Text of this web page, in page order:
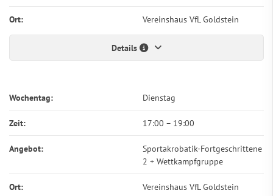
Ort: Vereinshaus VfL Goldstein
Details
Wochentag: Dienstag
Zeit: 17:00 – 19:00
Angebot:
Sportakrobatik-Fortgeschrittene
2 + Wettkampfgruppe
Ort: Vereinshaus VfL Goldstein